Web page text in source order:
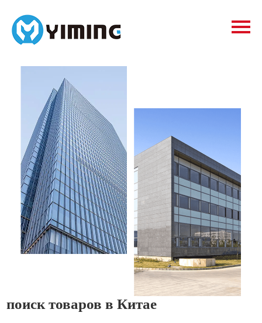
Tags
видео
поиск товаров в Китае